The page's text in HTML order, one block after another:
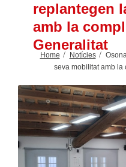
replantegen
amb la
Generalitat
Home Notícies
seva mobilitat amb la